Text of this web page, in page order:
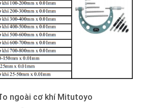
ngoài cơ khí Mitutoyo